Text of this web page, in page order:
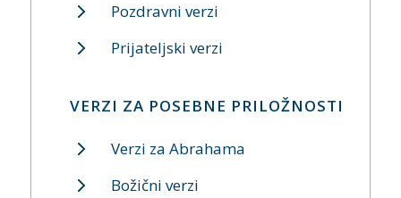
Pozdravni verzi
Prijateljski verzi
VERZI ZA POSEBNE PRILOŽNOSTI
Verzi za Abrahama
Božični verzi